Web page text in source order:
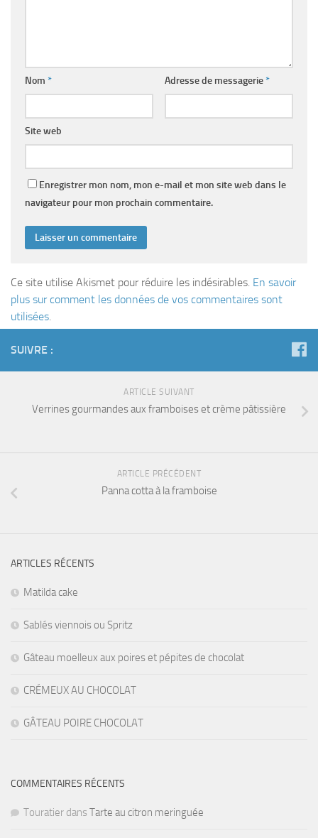
Nom * Adresse de messagerie*
Site web
Enregistrer mon nom, mon e-mail et mon site web dans le
navigateur pour mon prochain commentaire.
Ce site utilise Akismet pour réduire les indésirables. En savoir
plus sur comment les données de vos commentaires sont
utilisées
SUIVRE :
ARTICLE SUIVANT
Verrines gourmandes aux framboises et crème pâtissière
ARTICLE PRÉCÉDENT
Panna cotta à la framboise
ARTICLES RÉCENTS
Matilda cake
Sablés viennois ou Spritz
Gâteau moelleux aux poires et pépites de chocolat
CRÉMEUX AU CHOCOLAT
GÂTEAU POIRE CHOCOLAT
COMMENTAIRES RÉCENTS
Touratier dans Tarte au citron meringuée